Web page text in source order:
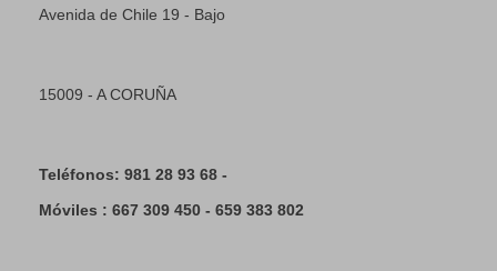
Avenida de Chile 19 - Bajo
15009 - A CORUÑA
Teléfonos: 981 28 93 68 -
Móviles : 667 309 450 - 659 383 802